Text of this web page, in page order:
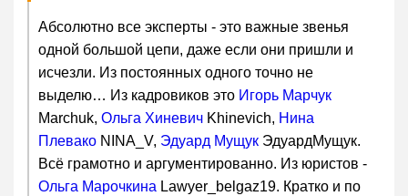
Абсолютно все эксперты - это важные звенья
одной большой цепи, даже если они пришли и
исчезли. Из постоянных одного точно не
выделю… Из кадровиков это Игорь Марчук
Marchuk, Ольга Хиневич Khinevich, Нина
Плевако NINA_V, Эдуард Мущук ЭдуардМущук.
Всё грамотно и аргументированно. Из юристов -
Ольга Марочкина Lawyer_belgaz19. Кратко и по